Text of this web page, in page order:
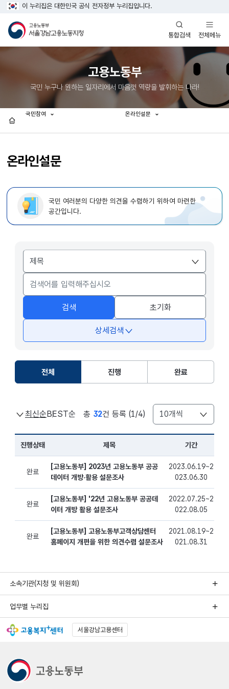
이 누리집은 대한민국 공식 전자정부 누리집입니다.
통합검색
열기
전체메뉴
열기
고용노동부
국민 누구나 원하는 일자리에서 마음껏 역량을 발휘하는 나라!
온라인설문
국민참여 온라인설문
국민 여러분의 다양한 의견을 수렴하기 위하여 마련한
공간입니다.
소속기관(지청 및 위원회)
업무별 누리집
서울강남고용센터